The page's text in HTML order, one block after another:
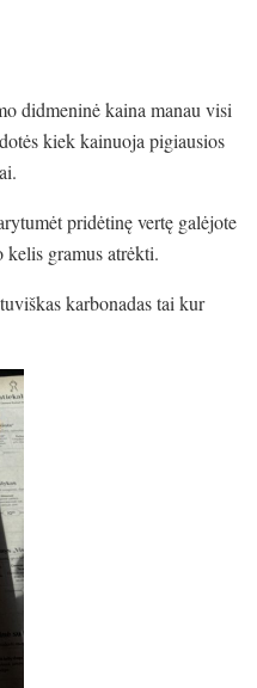
didmeninė kaina manau visi
kiek kainuoja pigiausios
pridėtinę vertę galėjote
gramus atrėkti.
karbonadas tai kur